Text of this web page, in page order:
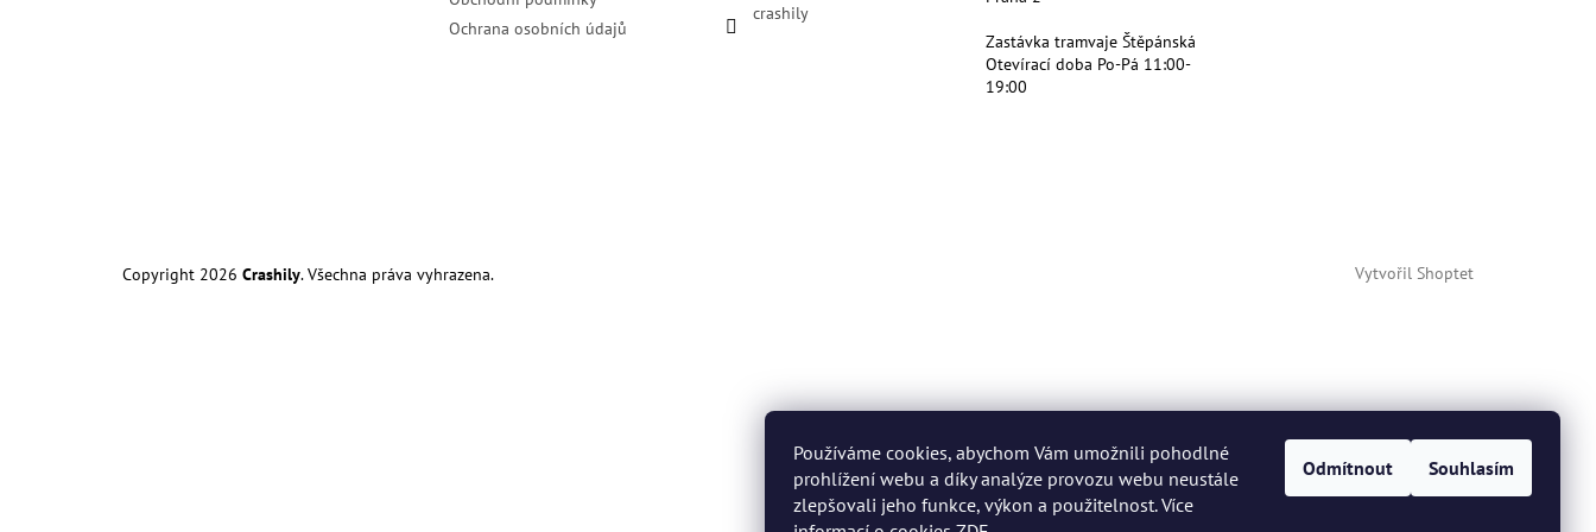
Používáme cookies, abychom Vám umožnili pohodlné
prohlížení webu a díky analýze provozu webu neustále
zlepšovali jeho funkce, výkon a použitelnost. Více
Odmítnout Souhlasím
Ochrana osobních údajů
crashily
Zastávka tramvaje Štěpánská
Otevírací doba Po-Pá 11:00-
19:00
Vytvořil Shoptet
Copyright 2026 Crashily. Všechna práva vyhrazena.